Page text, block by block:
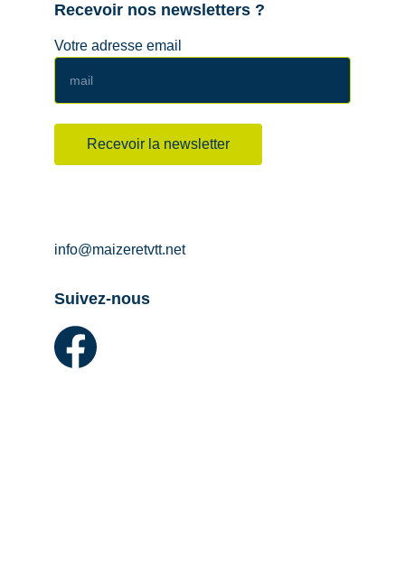
Votre adresse email
Recevoir la newsletter
info@maizeretvtt.net
Suivez-nous
Recevoir nos newsletters ?